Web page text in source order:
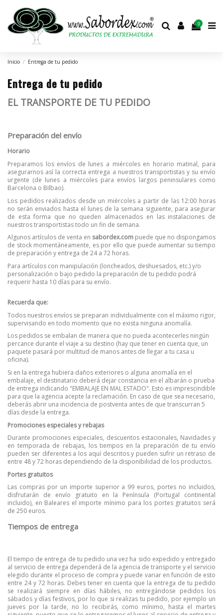
0
Inicio Entrega de tu pedido
Entrega de tu pedido
EL TRANSPORTE DE TU PEDIDO
Preparación del envío
Horario
Preparamos los envíos de lunes a miércoles en horario matinal, para
asegurarnos así la correcta entrega a nuestros transportistas y su envío
urgente (de lunes a miércoles para envíos largos peninsulares como
Barcelona o Bilbao).
Los pedidos realizados desde un miércoles a partir de las 12:00 horas
no serán enviados hasta el lunes de la semana siguiente, para asegurar
de esta forma que no queden almacenados en las instalaciones de
nuestros transportistas todo un fin de semana.
Algunos artículos de venta en sabordex.com puede que no dispongamos
de stock momentáneamente, es por ello que puede aumentar su tiempo
de preparación y entrega de 24 a 72 horas.
Para artículos con manipulación (loncheados, deshuesados, etc.) y/o
personalización o bajo pedido la preparación de tu pedido podrá
requerir hasta 10 días para su envío.
Recuerda que:
Todos nuestros envíos se preparan individualmente con el máximo rigor,
supervisando en todo momento que no exista ninguna anomalía.
Los pedidos se embalan de manera que no pueda acontecerles ningún
percance durante el viaje a su destino (hay que tener en cuenta que, un
paquete pasará por multitud de manos antes de llegar a tu casa u
oficina).
Si en la entrega hubiera daños exteriores o alguna anomalía en el
embalaje, el destinatario deberá dejar constancia en el albarán o prueba
de entrega indicando "EMBALAJE EN MAL ESTADO". Esto es imprescindible
para que la agencia acepte la reclamación. En caso de que sea necesario,
deberás abrir una incidencia de postventa antes de que transcurran 5
días desde la entrega.
Promociones especiales y rebajas
Durante promociones especiales, descuentos estacionales, Navidades y
en temporada de rebajas, los tiempos en la preparación de tu envío
pueden ser diferentes a los aquí descritos y pueden sufrir un retraso de
entre 48 y 72 horas dependiendo de la disponibilidad de los productos.
Portes gratuitos
Las compras por un importe superior a 99 euros, portes no incluidos,
disfrutarán de envío gratuito en la Península (Portugal continental
incluido), en Baleares el importe mínimo para los portes gratuitos será
de 250 euros.
Tiempos de entrega
El tiempo de entrega de tu pedido una vez ha sido expedido y entregado
al servicio de entrega dependerá de la agencia de transporte y el servicio
elegido durante el proceso de compra y puede variar en función de esto
entre 24 y 72 horas. Debes tener en cuenta que la entrega de tu pedido
se realizará siempre en días hábiles, no entregándose pedidos los
sábados y días festivos, por lo que si realizas tu pedido, por ejemplo un
jueves por la tarde, no lo recibirás, como mínimo, hasta el martes